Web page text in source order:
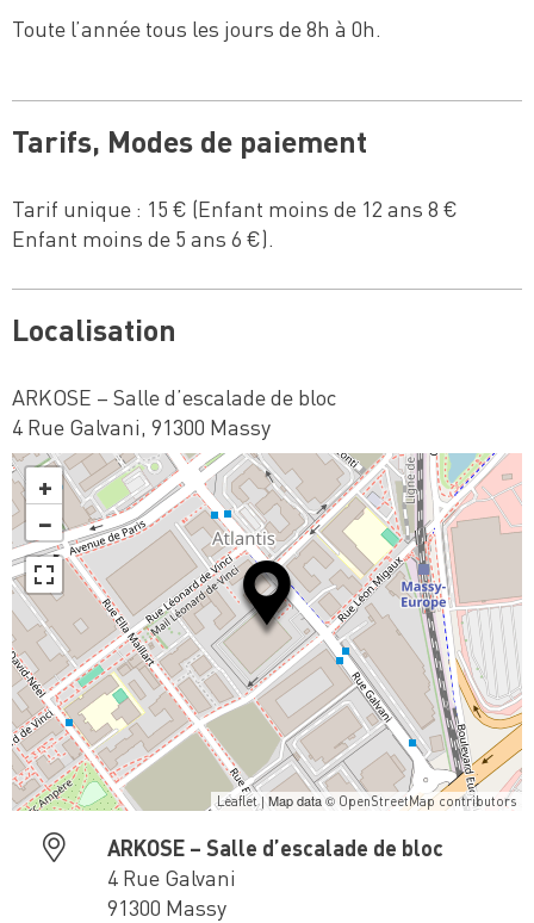
Toute l’année tous les jours de 8h à 0h.
Tarifs, Modes de paiement
Tarif unique : 15 € (Enfant moins de 12 ans 8 €
Enfant moins de 5 ans 6 €).
Localisation
ARKOSE – Salle d’escalade de bloc
4 Rue Galvani, 91300 Massy
+
−
Leaflet| Map data © OpenStreetMap contributors
ARKOSE – Salle d’escalade de bloc
4 Rue Galvani
91300 Massy